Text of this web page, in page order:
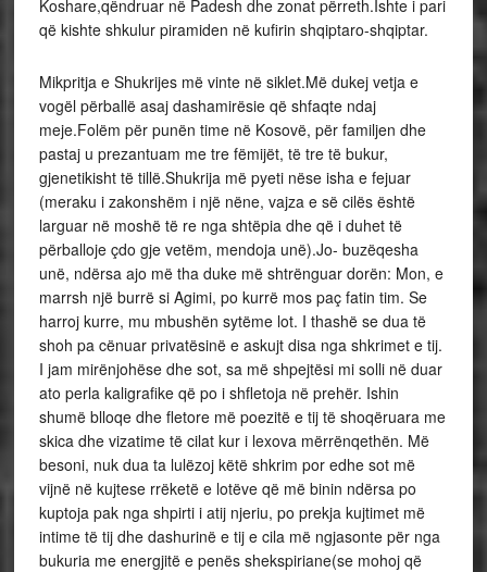
Koshare,qëndruar në Padesh dhe zonat përreth.Ishte i pari
që kishte shkulur piramiden në kufirin shqiptaro-shqiptar.
Mikpritja e Shukrijes më vinte në siklet.Më dukej vetja e
vogël përballë asaj dashamirësie që shfaqte ndaj
meje.Folëm për punën time në Kosovë, për familjen dhe
pastaj u prezantuam me tre fëmijët, të tre të bukur,
gjenetikisht të tillë.Shukrija më pyeti nëse isha e fejuar
(meraku i zakonshëm i një nëne, vajza e së cilës është
larguar në moshë të re nga shtëpia dhe që i duhet të
përballoje çdo gje vetëm, mendoja unë).Jo- buzëqesha
unë, ndërsa ajo më tha duke më shtrënguar dorën: Mon, e
marrsh një burrë si Agimi, po kurrë mos paç fatin tim. Se
harroj kurre, mu mbushën sytëme lot. I thashë se dua të
shoh pa cënuar privatësinë e askujt disa nga shkrimet e tij.
I jam mirënjohëse dhe sot, sa më shpejtësi mi solli në duar
ato perla kaligrafike që po i shfletoja në prehër. Ishin
shumë blloqe dhe fletore më poezitë e tij të shoqëruara me
skica dhe vizatime të cilat kur i lexova mërrënqethën. Më
besoni, nuk dua ta lulëzoj këtë shkrim por edhe sot më
vijnë në kujtese rrëketë e lotëve që më binin ndërsa po
kuptoja pak nga shpirti i atij njeriu, po prekja kujtimet më
intime të tij dhe dashurinë e tij e cila më ngjasonte për nga
bukuria me energjitë e penës shekspiriane(se mohoj që